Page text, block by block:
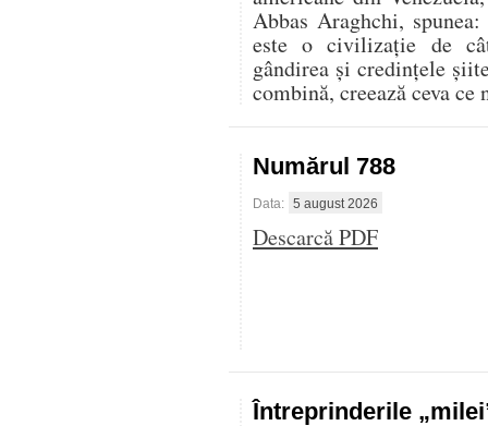
Abbas Araghchi,
este o civilizație de
gândirea și credințele
combină, creează ceva
Numărul 788
Data: 5 august 2026
Descarcă PDF
Întreprinderile